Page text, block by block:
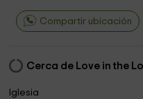
Compartir ubicación
Cerca de Love in the
Iglesia